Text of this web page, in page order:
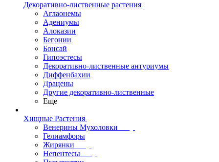
Декоративно-лиственные растения
Аглаонемы
Адениумы
Алоказии
Бегонии
Бонсай
Гипоэстесы
Декоративно-лиственные антуриумы
Диффенбахии
Драцены
Другие декоративно-лиственные
Еще
Хищные Растения
Венерины Мухоловки
Гелиамфоры
Жирянки
Непентесы